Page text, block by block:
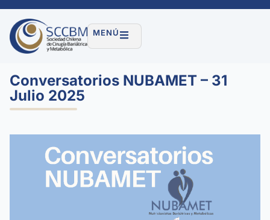
MENÚ
Conversatorios NUBAMET – 31
Julio 2025